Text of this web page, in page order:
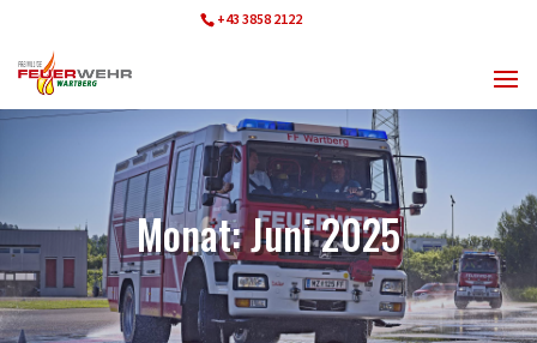
+43 3858 2122
Monat:Juni 2025